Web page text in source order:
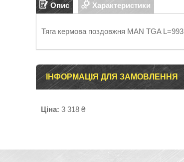
Опис Характеристики
Тяга кермова поздовжня MAN TGA L=993
ІНФОРМАЦІЯ ДЛЯ ЗАМОВЛЕННЯ
Ціна: 3 318 ₴